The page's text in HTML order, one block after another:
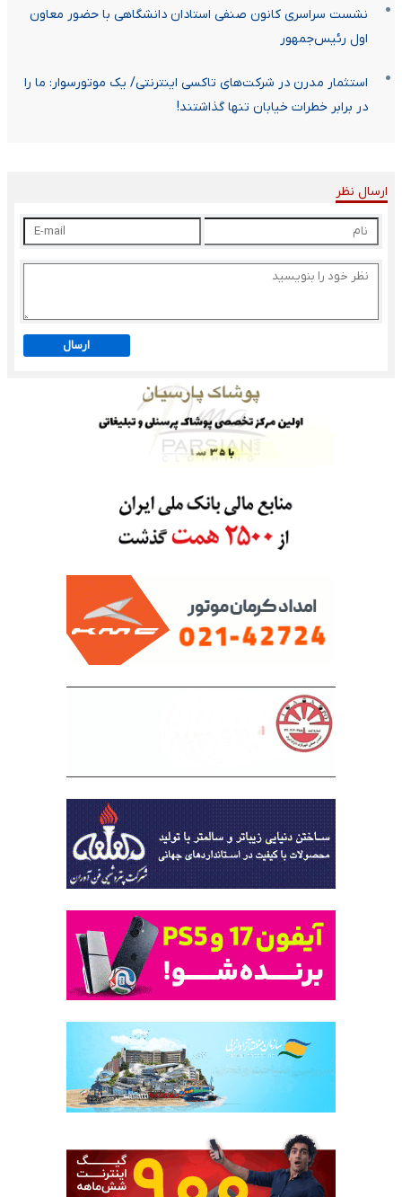
نشست سراسری کانون صنفی استادان دانشگاهی با حضور معاون
اول رئیس‌جمهور
استثمار مدرن در شرکت‌های تاکسی اینترنتی/ یک موتورسوار: ما را
در برابر خطرات خیابان تنها گذاشتند!
ارسال نظر
ارسال